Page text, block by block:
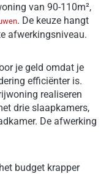
van 90-110m²,
. De keuze hangt
afwerkingsniveau.
je geld omdat je
efficiënter is.
realiseren
drie slaapkamers,
De afwerking
budget krapper